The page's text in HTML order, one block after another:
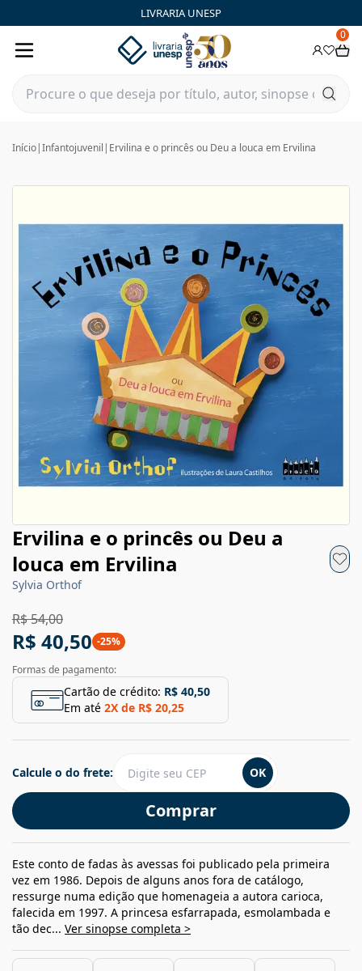
LIVRARIA UNESP
0
Início|Infantojuvenil | Ervilina e o princês ou Deu a louca em Ervilina
Ervilina e o princês ou Deu a
louca em Ervilina
Sylvia Orthof
R$ 54,00
R$ 40,50 -25%
Formas de pagamento:
Cartão de crédito: R$ 40,50
Em até 2X de R$ 20,25
Comprar
Calcule o do frete: OK
Este conto de fadas às avessas foi publicado pela primeira
vez em 1986. Depois de alguns anos fora de catálogo,
ressurge numa edição que homenageia a autora carioca,
falecida em 1997. A princesa esfarrapada, esmolambada e
tão dec... Ver sinopse completa >